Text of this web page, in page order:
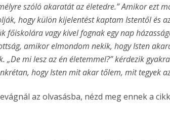
szóló akaratát az életedre.” Amikor ezt
hogy külön kijelentést kaptam Istentől és
főiskolára vagy kivel fognak egy nap
amikor elmondom nekik, hogy Isten
„De mi lesz az én életemmel?” kérdezik
hogy Isten mit akar tőlem, mit tegyek
az olvasásba, nézd meg ennek a